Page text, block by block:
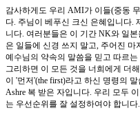
감사하게도 우리 AMI가 이들(중동
다. 주님이 베푸신 크신 은혜입니다.
니다. 여러분들은 이 기간 NK와 일
은 일들에 신경 쓰지 말고, 주어진
예수님의 약속의 말씀을 믿고 따르
그리하면 이 모든 것을 너희에게 더
이 '먼저'(the first)라고 하신 명령의
Ashre 복 받은 자입니다. 우리 모두
는 우선순위를 잘 설정하여야 합니다.